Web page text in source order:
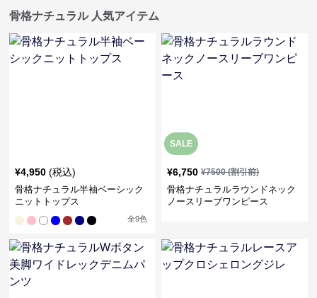
骨格ナチュラル 人気アイテム
¥4,950 (税込)
骨格ナチュラル半袖ベーシック
ニットトップス
全9色
SALE
¥6,750 ¥7500(割引前)
骨格ナチュラルラウンドネック
ノースリーブワンピース